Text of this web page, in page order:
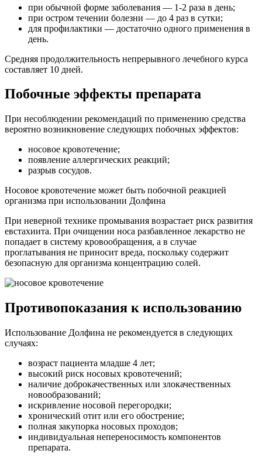
при обычной форме заболевания — 1-2 раза в день;
при остром течении болезни — до 4 раз в сутки;
для профилактики — достаточно одного применения в
день.
Средняя продолжительность непрерывного лечебного курса
составляет 10 дней.
Побочные эффекты препарата
При несоблюдении рекомендаций по применению средства
вероятно возникновение следующих побочных эффектов:
носовое кровотечение;
появление аллергических реакций;
разрыв сосудов.
Носовое кровотечение может быть побочной реакцией
организма при использовании Долфина
При неверной технике промывания возрастает риск развития
евстахиита. При очищении носа разбавленное лекарство не
попадает в систему кровообращения, а в случае
проглатывания не приносит вреда, поскольку содержит
безопасную для организма концентрацию солей.
Противопоказания к использованию
Использование Долфина не рекомендуется в следующих
случаях:
возраст пациента младше 4 лет;
высокий риск носовых кровотечений;
наличие доброкачественных или злокачественных
новообразований;
искривление носовой перегородки;
хронический отит или его обострение;
полная закупорка носовых проходов;
индивидуальная непереносимость компонентов
препарата.